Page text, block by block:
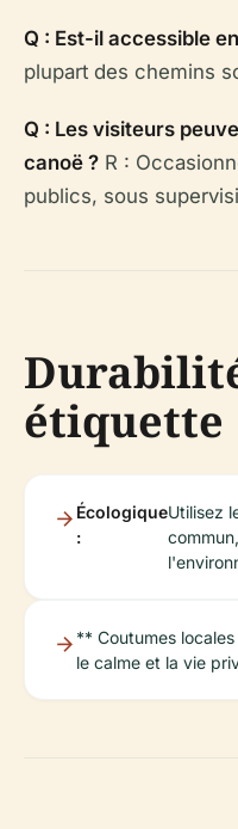
Q : Est-il accessible
plupart des chemins
Q : Les visiteurs
canoë ? R :
publics, sous
étiquette
Écologique
:
Utilisez
** Coutumes
le calme et la vie